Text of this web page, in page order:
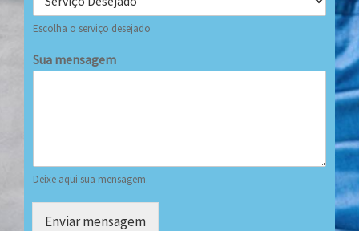
Escolha o serviço desejado
Sua mensagem
Deixe aqui sua mensagem.
Enviar mensagem